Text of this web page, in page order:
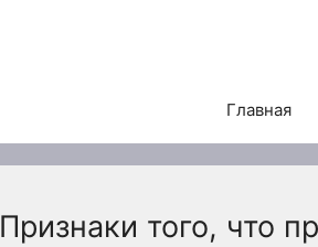
Главная
Признаки того, что